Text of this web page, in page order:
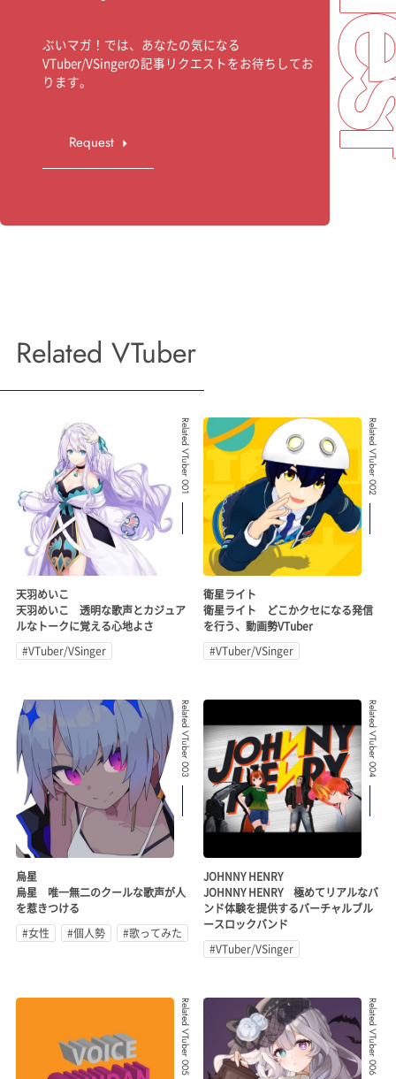
ぶいマガ！では、あなたの気になる
VTuber/VSingerの記事リクエストをお待ちしてお
ります。
Request
Related VTuber
Related VTuber 001
天羽めいこ
天羽めいこ 透明な歌声とカジュア
ルなトークに覚える心地よさ
#VTuber/VSinger
Related VTuber 002
衛星ライト
衛星ライト どこかクセになる発信
を行う、動画勢VTuber
#VTuber/VSinger
Related VTuber 003
烏星
烏星 唯一無二のクールな歌声が人
を惹きつける
#女性
#個人勢 #歌ってみた
Related VTuber 004
JOHNNY HENRY
JOHNNY HENRY 極めてリアルなバ
ンド体験を提供するバーチャルブル
ースロックバンド
#VTuber/VSinger
Related VTuber 005 Related VTuber 006